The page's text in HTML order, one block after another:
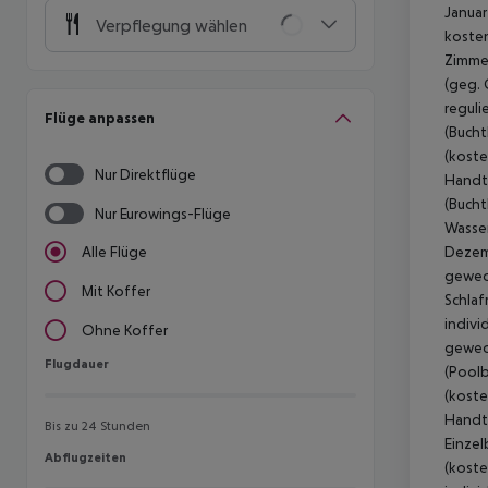
Verpflegung wählen
Flüge anpassen
Nur Direktflüge
Nur Eurowings-Flüge
Alle Flüge
Mit Koffer
Ohne Koffer
Flugdauer
Flugdauer
Bis zu 24 Stunden
Abflugzeiten
Abflugzeiten
(geg.